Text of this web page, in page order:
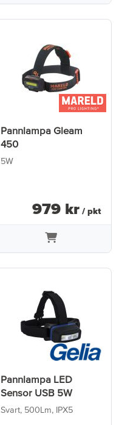
Pannlampa Gleam
450
5W
979 kr / pkt
Pannlampa LED
Sensor USB 5W
Svart, 500Lm, IPX5